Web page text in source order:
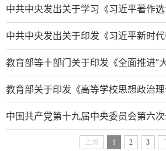
上页 1 2 3